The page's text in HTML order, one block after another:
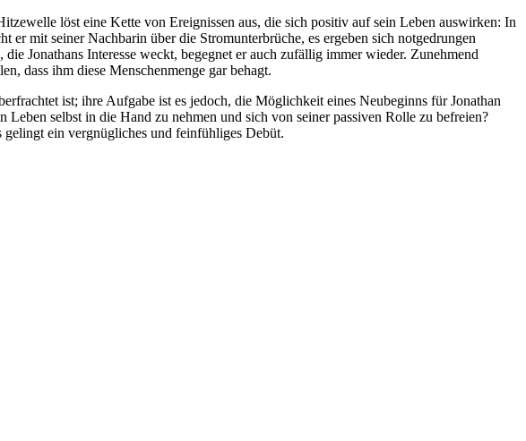
löst eine Kette von Ereignissen aus, die sich positiv auf sein Leben auswirken: In
er mit seiner Nachbarin über die Stromunterbrüche, es ergeben sich notgedrungen
Jonathans Interesse weckt, begegnet er auch zufällig immer wieder. Zunehmend
dass ihm diese Menschenmenge gar behagt.
ist; ihre Aufgabe ist es jedoch, die Möglichkeit eines Neubeginns für Jonathan
selbst in die Hand zu nehmen und sich von seiner passiven Rolle zu befreien?
ein vergnügliches und feinfühliges Debüt.